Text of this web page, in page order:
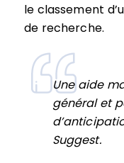
le classement
de recherche.
Une aide
général et
Suggest.